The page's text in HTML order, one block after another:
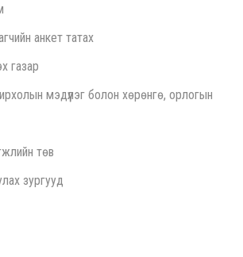
анкет татах
газар
мэдүүлэг болон хөрөнгө, орлогын
төв
зургууд